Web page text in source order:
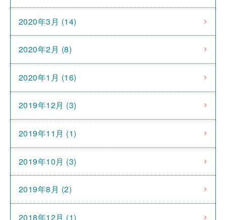
2020年3月 (14)
2020年2月 (8)
2020年1月 (16)
2019年12月 (3)
2019年11月 (1)
2019年10月 (3)
2019年8月 (2)
2018年12月 (1)